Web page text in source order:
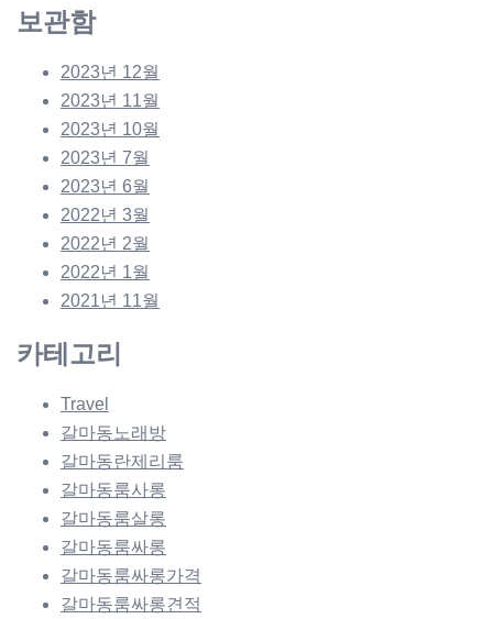
보관함
2023년 12월
2023년 11월
2023년 10월
2023년 7월
2023년 6월
2022년 3월
2022년 2월
2022년 1월
2021년 11월
카테고리
Travel
갈마동노래방
갈마동란제리룸
갈마동룸사롱
갈마동룸살롱
갈마동룸싸롱
갈마동룸싸롱가격
갈마동룸싸롱견적